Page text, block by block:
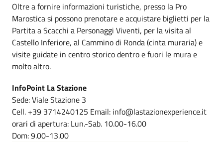
Oltre a fornire informazioni turistiche, presso la Pro
Marostica si possono prenotare e acquistare biglietti per la
Partita a Scacchi a Personaggi Viventi, per la visita al
Castello Inferiore, al Cammino di Ronda (cinta muraria) e
visite guidate in centro storico dentro e fuori le mura e
molto altro.
InfoPoint La Stazione
Sede: Viale Stazione 3
Cell. +39 3714240125 Email: info@lastazionexperience.it
orari di apertura: Lun.-Sab. 10.00-16.00
Dom: 9.00-13.00